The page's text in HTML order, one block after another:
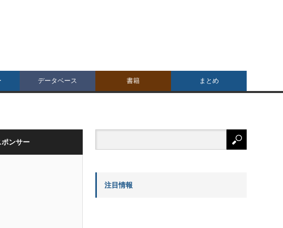
データベース 書籍 まとめ
ポンサー
注目情報